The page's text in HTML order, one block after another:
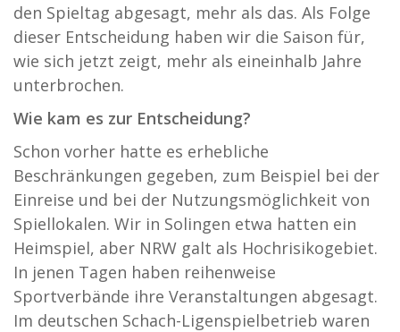
den Spieltag abgesagt, mehr als das. Als Folge
dieser Entscheidung haben wir die Saison für,
wie sich jetzt zeigt, mehr als eineinhalb Jahre
unterbrochen.
Wie kam es zur Entscheidung?
Schon vorher hatte es erhebliche
Beschränkungen gegeben, zum Beispiel bei der
Einreise und bei der Nutzungsmöglichkeit von
Spiellokalen. Wir in Solingen etwa hatten ein
Heimspiel, aber NRW galt als Hochrisikogebiet.
In jenen Tagen haben reihenweise
Sportverbände ihre Veranstaltungen abgesagt.
Im deutschen Schach-Ligenspielbetrieb waren